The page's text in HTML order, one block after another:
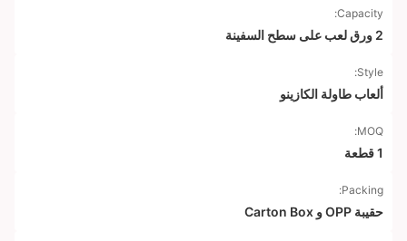
Capacity:
2 ورق لعب على سطح السفينة
Style:
ألعاب طاولة الكازينو
MOQ:
1 قطعة
Packing:
حقيبة OPP و Carton Box